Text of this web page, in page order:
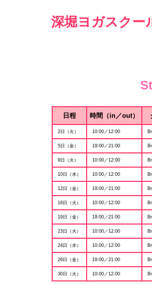
深堀ヨガスク
日程 時間（in／out）
2日（火） 10:00／12:00
5日（金） 19:00／21:00
9日（火） 10:00／12:00
10日（水） 10:00／12:00
12日（金） 19:00／21:00
16日（火） 10:00／12:00
19日（金） 19:00／21:00
23日（火） 10:00／12:00
24日（水） 10:00／12:00
26日（金） 19:00／21:00
30日（火） 10:00／12:00